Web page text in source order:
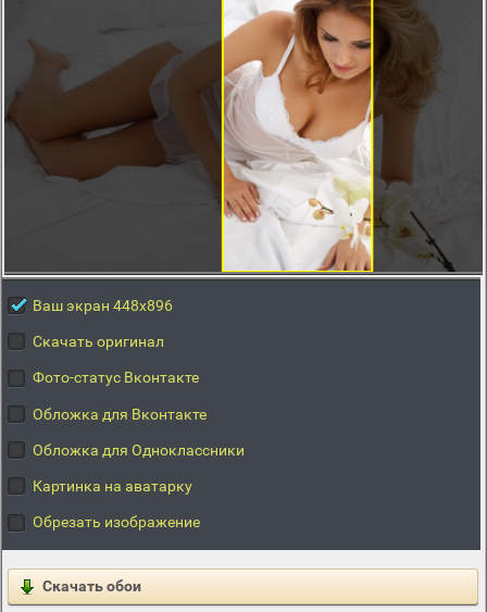
Ваш экран 448x896
Скачать оригинал
Фото-статус Вконтакте
Обложка для Вконтакте
Обложка для Одноклассники
Картинка на аватарку
Обрезать изображение
Скачать обои